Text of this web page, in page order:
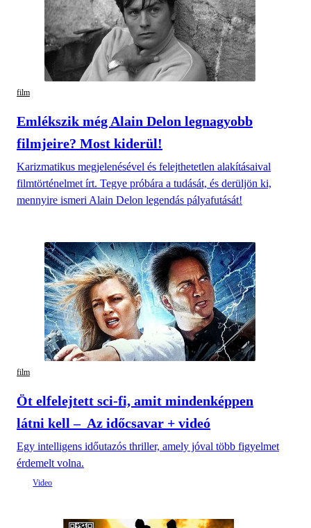
film
Emlékszik még Alain Delon legnagyobb
filmjeire? Most kiderül!
Karizmatikus megjelenésével és felejthetetlen alakításaival
filmtörténelmet írt. Tegye próbára a tudását, és derüljön ki,
mennyire ismeri Alain Delon legendás pályafutását!
film
Öt elfelejtett sci-fi, amit mindenképpen
látni kell – Az időcsavar + videó
Egy intelligens időutazós thriller, amely jóval több figyelmet
érdemelt volna.